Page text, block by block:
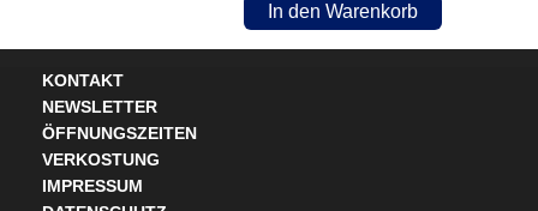
In den Warenkorb
KONTAKT
NEWSLETTER
ÖFFNUNGSZEITEN
VERKOSTUNG
IMPRESSUM